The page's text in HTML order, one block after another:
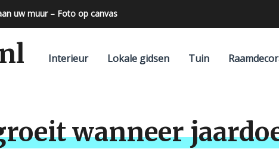
uw muur – Foto op canvas
Interieur Lokale gidsen Tuin
wanneer